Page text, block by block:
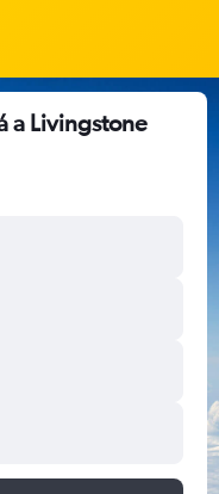
a Livingstone